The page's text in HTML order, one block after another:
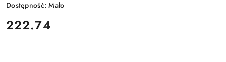
Dostępność:Mało
cena:
222.74